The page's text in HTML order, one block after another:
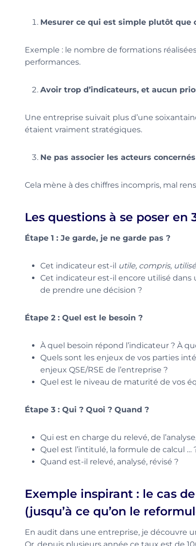
Mesurer ce qui est simple plutôt que
Exemple : le nombre de formations
performances.
Avoir trop d’indicateurs, et aucun
Une entreprise suivait plus d’une
étaient vraiment stratégiques.
Ne pas associer les acteurs
Cela mène à des chiffres incompris, mal
Les questions à se poser en
Étape 1 : Je garde, je ne garde pas ?
Cet indicateur est-il utile, compris, utilisé
Cet indicateur est-il encore utilisé
de prendre une décision ?
Étape 2 : Quel est le besoin ?
À quel besoin répond l’indicateur ? À
Quels sont les enjeux de vos parties
enjeux QSE/RSE de l’entreprise ?
Quel est le niveau de maturité de vos
Étape 3 : Qui ? Quoi ? Quand ?
Qui est en charge du relevé, de
Quel est l’intitulé, la formule de calcul …
Quand est-il relevé, analysé, révisé ?
Exemple inspirant : le cas
(jusqu’à ce qu’on le
En audit dans une entreprise, je découvre